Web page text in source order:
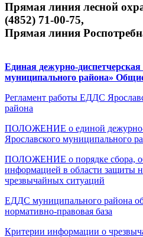
Прямая линия лесной
(4852) 71-00-75,
Прямая линия
Единая дежурно-
муниципального района»
Регламент работы ЕДДС
района
ПОЛОЖЕНИЕ о единой дежурно-
Ярославского муниципального
ПОЛОЖЕНИЕ о порядке сбора,
информацией в области защиты
чрезвычайных ситуаций
ЕДДС муниципального района
нормативно-правовая база
Критерии информации о